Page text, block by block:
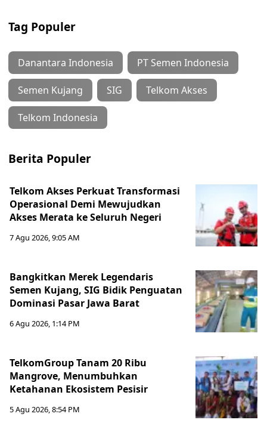
Tag Populer
Danantara Indonesia PT Semen Indonesia
Semen Kujang SIG Telkom Akses
Telkom Indonesia
Berita Populer
Telkom Akses Perkuat Transformasi
Operasional Demi Mewujudkan
Akses Merata ke Seluruh Negeri
7 Agu 2026, 9:05 AM
Bangkitkan Merek Legendaris
Semen Kujang, SIG Bidik Penguatan
Dominasi Pasar Jawa Barat
6 Agu 2026, 1:14 PM
TelkomGroup Tanam 20 Ribu
Mangrove, Menumbuhkan
Ketahanan Ekosistem Pesisir
5 Agu 2026, 8:54 PM